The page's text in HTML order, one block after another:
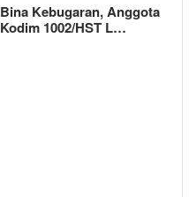
Bina Kebugaran, Anggota
Kodim 1002/HST L…